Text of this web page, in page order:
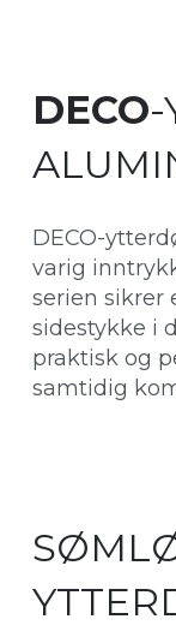
DECO-
DECO-
varig
serien sikrer
sidestykke i
praktisk og
samtidig